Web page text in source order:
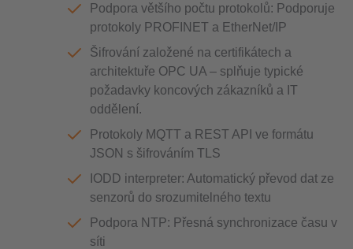
Podpora většího počtu protokolů: Podporuje
protokoly PROFINET a EtherNet/IP
Šifrování založené na certifikátech a
architektuře OPC UA – splňuje typické
požadavky koncových zákazníků a IT
oddělení.
Protokoly MQTT a REST API ve formátu
JSON s šifrováním TLS
IODD interpreter: Automatický převod dat ze
senzorů do srozumitelného textu
Podpora NTP: Přesná synchronizace času v
síti